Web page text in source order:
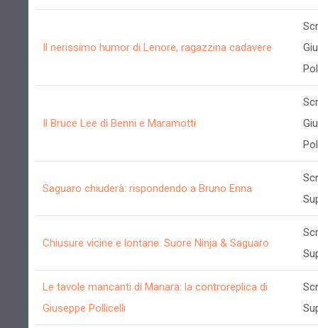
Il nerissimo humor di Lenore, ragazzina cadavere
Il Bruce Lee di Benni e Maramotti
Saguaro chiuderà: rispondendo a Bruno Enna
Chiusure vicine e lontane: Suore Ninja & Saguaro
Le tavole mancanti di Manara: la controreplica di
Giuseppe Pollicelli